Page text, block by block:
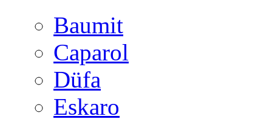
Baumit
Caparol
Düfa
Eskaro